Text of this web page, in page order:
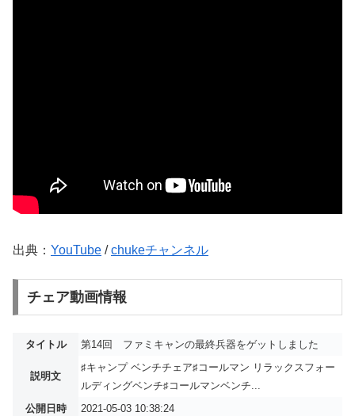
出典： YouTube /chukeチャンネル
チェア動画情報
タイトル 第14回 ファミキャンの最終兵器をゲットしました
説明文
♯キャンプ ベンチチェア♯コールマン リラックスフォー
ルディングベンチ♯コールマンベンチ...
公開日時
2021-05-03 10:38:24